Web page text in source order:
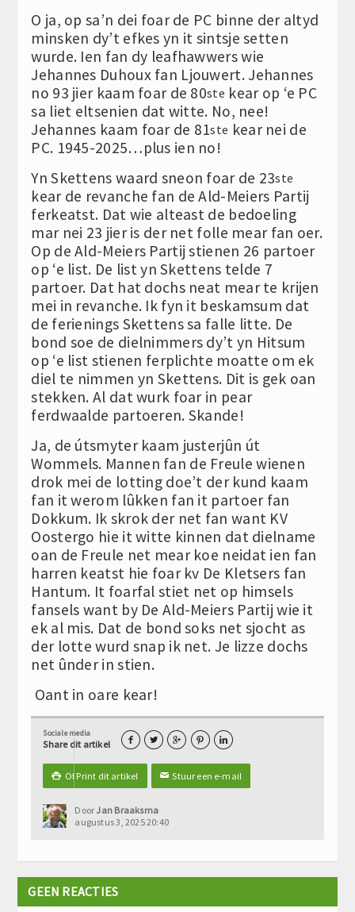
O ja, op sa’n dei foar de PC binne der altyd
minsken dy’t efkes yn it sintsje setten
wurde. Ien fan dy leafhawwers wie
Jehannes Duhoux fan Ljouwert. Jehannes
no 93 jier kaam foar de 80ste kear op ‘e PC
sa liet eltsenien dat witte. No, nee!
Jehannes kaam foar de 81ste kear nei de
PC. 1945-2025…plus ien no!
Yn Skettens waard sneon foar de 23ste
kear de revanche fan de Ald-Meiers Partij
ferkeatst. Dat wie alteast de bedoeling
mar nei 23 jier is der net folle mear fan oer.
Op de Ald-Meiers Partij stienen 26 partoer
op ‘e list. De list yn Skettens telde 7
partoer. Dat hat dochs neat mear te krijen
mei in revanche. Ik fyn it beskamsum dat
de ferienings Skettens sa falle litte. De
bond soe de dielnimmers dy’t yn Hitsum
op ‘e list stienen ferplichte moatte om ek
diel te nimmen yn Skettens. Dit is gek oan
stekken. Al dat wurk foar in pear
ferdwaalde partoeren. Skande!
Ja, de útsmyter kaam justerjûn út
Wommels. Mannen fan de Freule wienen
drok mei de lotting doe’t der kund kaam
fan it werom lûkken fan it partoer fan
Dokkum. Ik skrok der net fan want KV
Oostergo hie it witte kinnen dat dielname
oan de Freule net mear koe neidat ien fan
harren keatst hie foar kv De Kletsers fan
Hantum. It foarfal stiet net op himsels
fansels want by De Ald-Meiers Partij wie it
ek al mis. Dat de bond soks net sjocht as
der lotte wurd snap ik net. Je lizze dochs
net ûnder in stien.
Oant in oare kear!
Sociale media
Share dit artikel     
 Of Print dit artikel ✉Stuur een e-mail
DoorJan Braaksma
augustus 3, 2025 20:40
GEEN REACTIES